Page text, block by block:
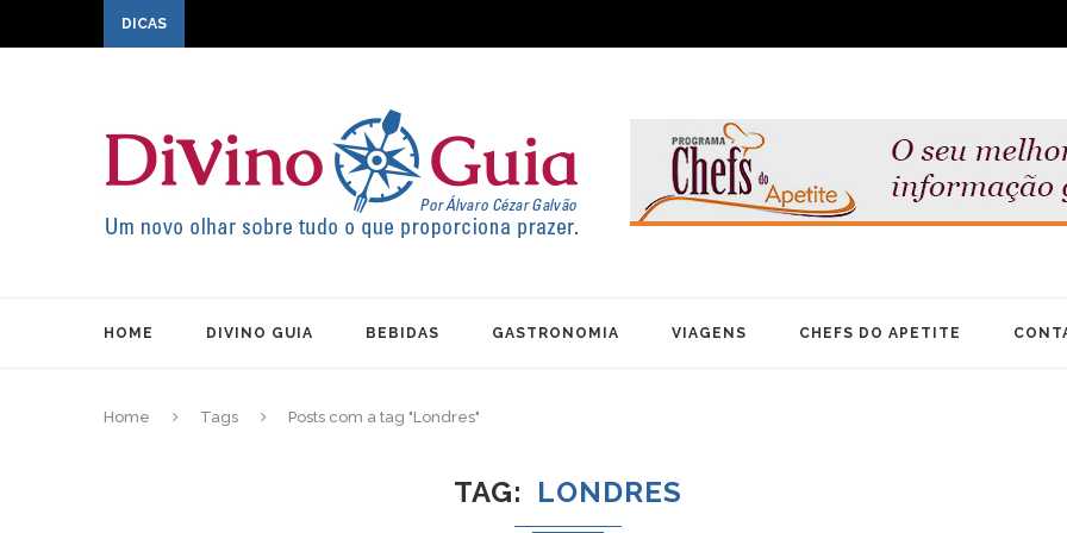
DICAS
HOME DIVINO GUIA BEBIDAS GASTRONOMIA VIAGENS CHEFS DO APETITE
Home Tags Posts com a tag "Londres"
TAG LONDRES